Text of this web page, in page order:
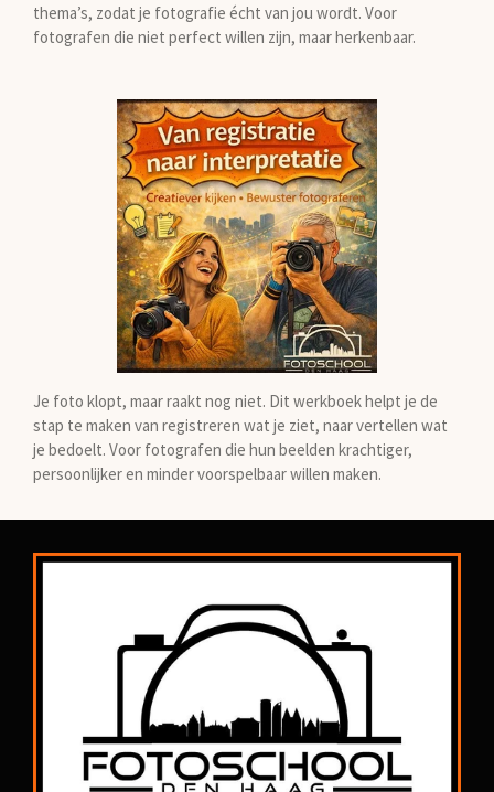
thema’s, zodat je fotografie écht van jou wordt. Voor
fotografen die niet perfect willen zijn, maar herkenbaar.
Je foto klopt, maar raakt nog niet. Dit werkboek helpt je de
stap te maken van registreren wat je ziet, naar vertellen wat
je bedoelt. Voor fotografen die hun beelden krachtiger,
persoonlijker en minder voorspelbaar willen maken.